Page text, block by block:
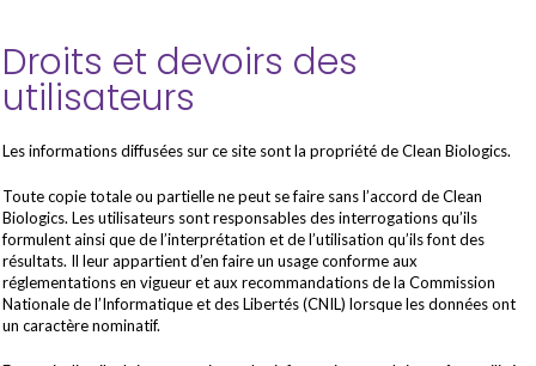
Droits et devoirs des
utilisateurs
Les informations diffusées sur ce site sont la propriété de Clean Biologics.
Toute copie totale ou partielle ne peut se faire sans l’accord de Clean
Biologics. Les utilisateurs sont responsables des interrogations qu’ils
formulent ainsi que de l’interprétation et de l’utilisation qu’ils font des
résultats. Il leur appartient d’en faire un usage conforme aux
réglementations en vigueur et aux recommandations de la Commission
Nationale de l’Informatique et des Libertés (CNIL) lorsque les données ont
un caractère nominatif.